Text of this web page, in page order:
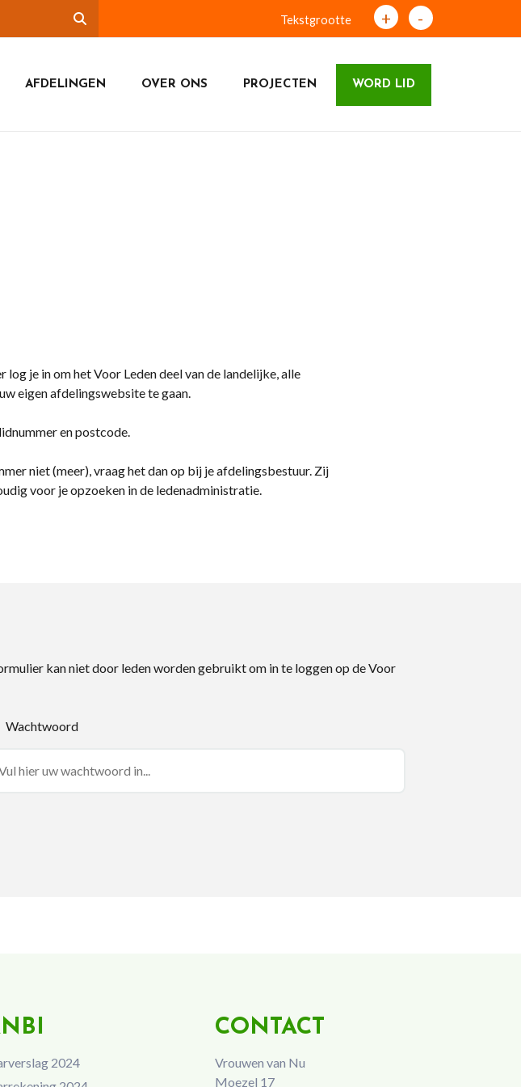
Tekstgrootte + -
AFDELINGEN OVER ONS PROJECTEN WORD LID
je in om het Voor Leden deel van de landelijke, alle
eigen afdelingswebsite te gaan.
en postcode.
niet (meer), vraag het dan op bij je afdelingsbestuur. Zij
voor je opzoeken in de ledenadministratie.
kan niet door leden worden gebruikt om in te loggen op de Voor
Wachtwoord
2024
CONTACT
Vrouwen van Nu
Moezel 17